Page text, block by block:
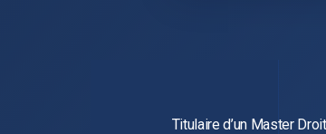
Titulaire d’un Master